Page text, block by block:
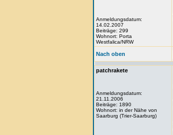
Anmeldungsdatum:
14.02.2007
Beiträge: 299
Wohnort: Porta
Westfalica/NRW
Nach oben
patchrakete
Anmeldungsdatum:
21.11.2006
Beiträge: 1890
Wohnort: in der Nähe von
Saarburg (Trier-Saarburg)